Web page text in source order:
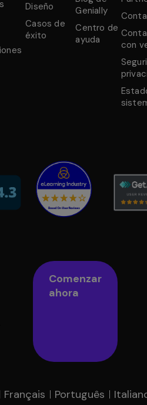
Diseño
Casos de
éxito
Genially
Centro de
ayuda
con
Comenzar
ahora
Français Português